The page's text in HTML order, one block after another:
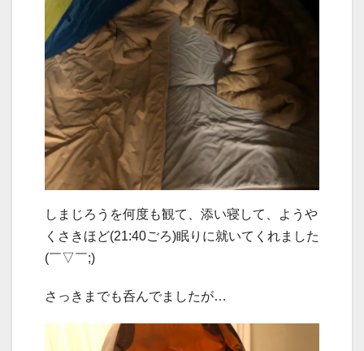
しまじろうを何度も観て、添い寝して、ようや
くさきほど(21:40ごろ)眠りに就いてくれました
(￣▽￣;)
さっきまでも呑んでましたが…